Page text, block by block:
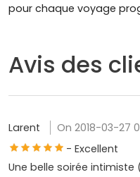
pour chaque voyage
Avis des
Larent
On 2018-03-27
- Excellent
Une belle soirée